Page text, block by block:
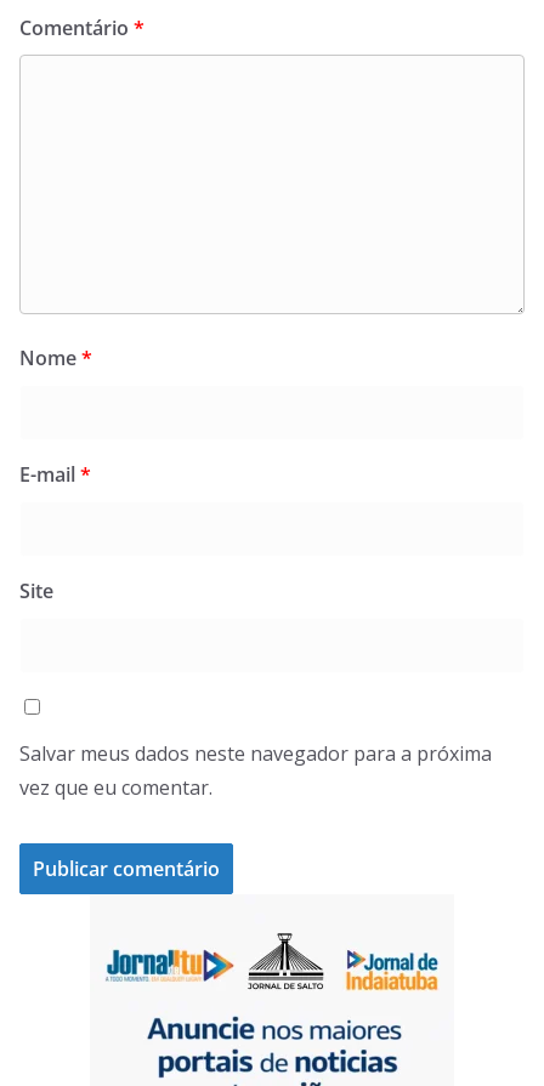
Comentário *
Nome*
E-mail*
Site
Salvar meus dados neste navegador para a próxima
vez que eu comentar.